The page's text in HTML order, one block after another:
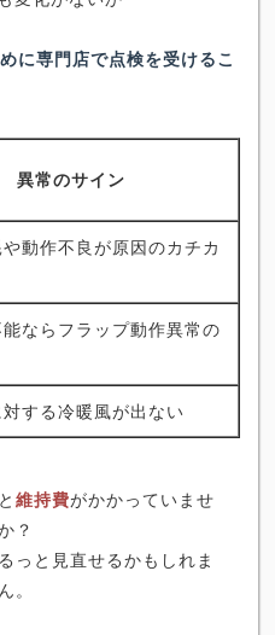
に専門店で点検を受けるこ
異常のサイン
動作不良が原因のカチカ
ならフラップ動作異常の
する冷暖風が出ない
維持費がかかっていませ
？
っと見直せるかもしれま
。